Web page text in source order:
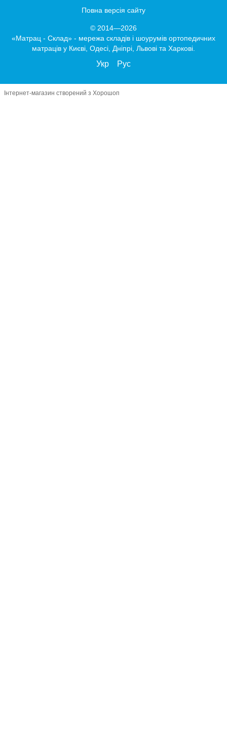
Повна версія сайту
© 2014—2026
«Матрац - Склад» - мережа складів і шоурумів ортопедичних
матраців у Києві, Одесі, Дніпрі, Львові та Харкові.
Укр Рус
Інтернет-магазин створений з Хорошоп